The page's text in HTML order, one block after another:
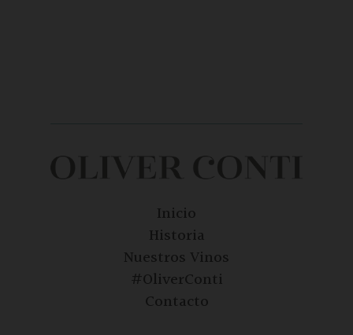
Inicio
Historia
Nuestros Vinos
#OliverConti
Contacto